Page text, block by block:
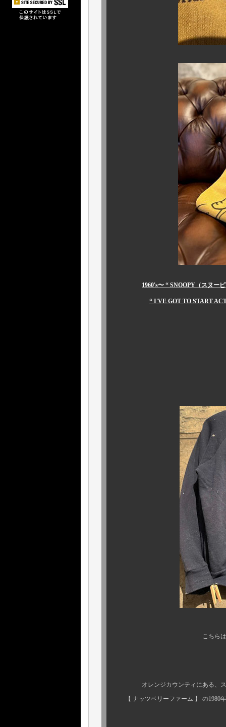
1960's〜 “ SNOOPY（スヌー
“ I'VE GOT TO START
こちらは1980年代〜
オレンジカウンティにある、スヌ
【 ナッツベリーファーム 】 の1980年